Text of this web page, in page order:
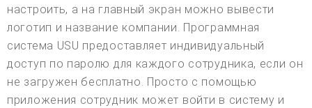
настроить, а на главный экран можно вывести
логотип и название компании. Программная
система USU предоставляет индивидуальный
доступ по паролю для каждого сотрудника, если он
не загружен бесплатно. Просто с помощью
приложения сотрудник может войти в систему и